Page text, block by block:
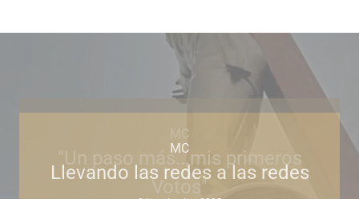
MC
"Un paso más...mis primeros
Votos"